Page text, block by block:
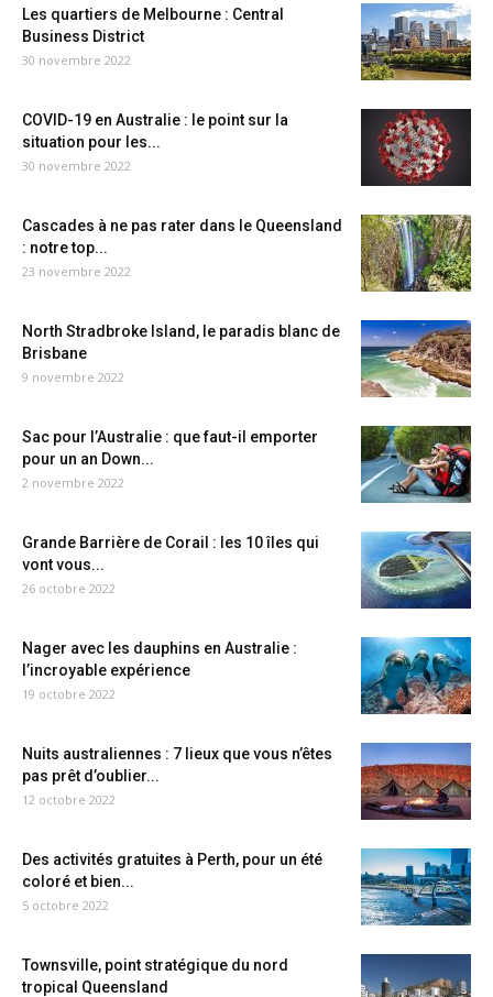
Les quartiers de Melbourne : Central
Business District
30 novembre 2022
COVID-19 en Australie : le point sur la
situation pour les...
30 novembre 2022
Cascades à ne pas rater dans le Queensland
: notre top...
23 novembre 2022
North Stradbroke Island, le paradis blanc de
Brisbane
9 novembre 2022
Sac pour l’Australie : que faut-il emporter
pour un an Down...
2 novembre 2022
Grande Barrière de Corail : les 10 îles qui
vont vous...
26 octobre 2022
Nager avec les dauphins en Australie :
l’incroyable expérience
19 octobre 2022
Nuits australiennes : 7 lieux que vous n’êtes
pas prêt d’oublier...
12 octobre 2022
Des activités gratuites à Perth, pour un été
coloré et bien...
5 octobre 2022
Townsville, point stratégique du nord
tropical Queensland